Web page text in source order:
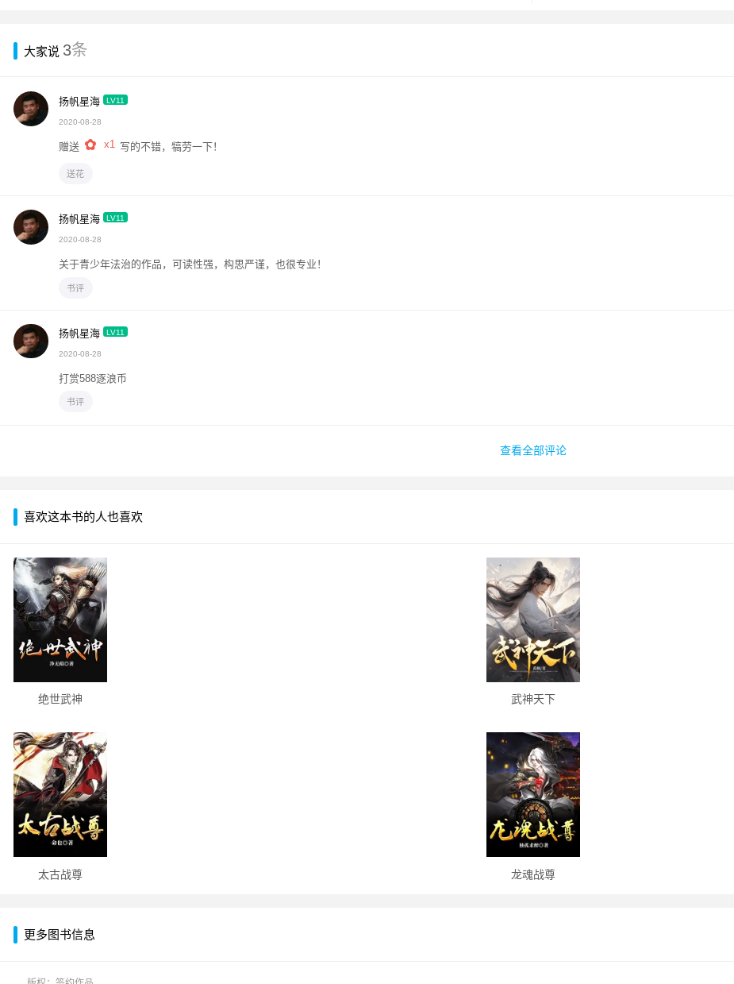
大家说 3条
扬帆星海 LV11
2020-08-28
赠送 x1 写的不错，犒劳一下！
送花
扬帆星海 LV11
2020-08-28
关于青少年法治的作品，可读性强，构思严谨，也很专业！
书评
扬帆星海 LV11
2020-08-28
打赏588逐浪币
书评
查看全部评论
喜欢这本书的人也喜欢
绝世武神 武神天下
太古战尊 龙魂战尊
更多图书信息